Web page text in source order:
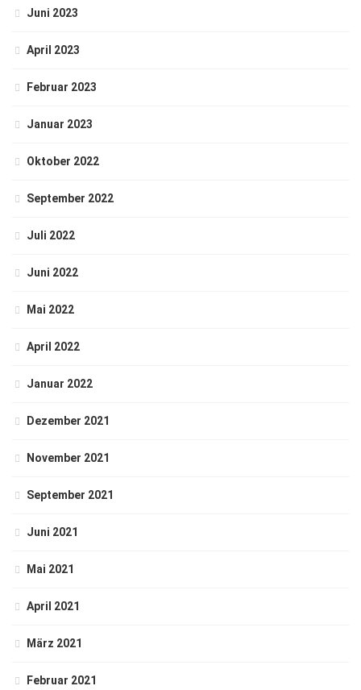
Juni 2023
April 2023
Februar 2023
Januar 2023
Oktober 2022
September 2022
Juli 2022
Juni 2022
Mai 2022
April 2022
Januar 2022
Dezember 2021
November 2021
September 2021
Juni 2021
Mai 2021
April 2021
März 2021
Februar 2021